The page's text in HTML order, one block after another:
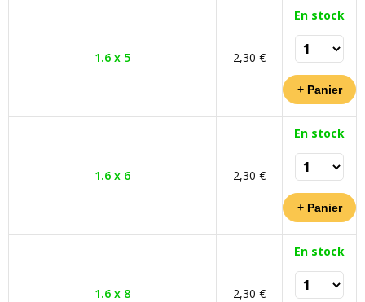
1.6 x 5 2,30 €
En stock
1.6 x 6 2,30 €
En stock
1.6 x 8 2,30 €
En stock